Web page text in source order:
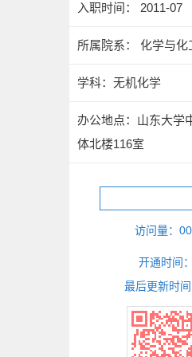
入职时间： 2011-07
所属院系： 化学与化
学科：无机化学
办公地点：山东大学
体北楼116室
访问量：
开通时间：
最后更新时间